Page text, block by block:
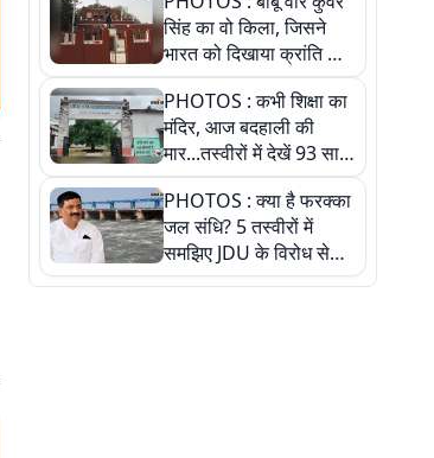
सिंह का वो किला, जिसने
भारत को दिखाया क्रांति का
रास्ता: तस्वीरों में देखिए
PHOTOS : कभी शिक्षा का
मंदिर, आज बदहाली की
मार...तस्वीरों में देखें 93 साल
पुराने इस हाई स्कूल की
हकीकत
PHOTOS : क्या है फरक्का
जल संधि? 5 तस्वीरों में
समझिए JDU के विरोध से
लेकर बिहार पर असर तक